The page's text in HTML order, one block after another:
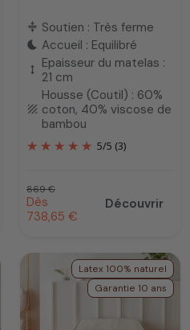
compress Soutien : Très ferme
bedtime Accueil : Equilibré
height
Epaisseur du matelas :
21 cm
texture
Housse (Coutil) : 60%
coton, 40% viscose de
bambou
5/5 (3)
Prix habituel
869 €
Prix promotionnel
Dès
738,65 €
Découvrir
Latex 100% naturel
Garantie 10 ans